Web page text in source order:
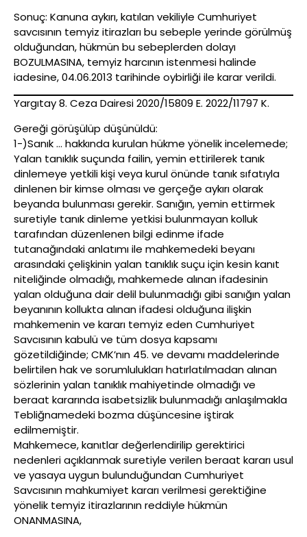
Sonuç: Kanuna aykırı, katılan vekiliyle Cumhuriyet
savcısının temyiz itirazları bu sebeple yerinde görülmüş
olduğundan, hükmün bu sebeplerden dolayı
BOZULMASINA, temyiz harcının istenmesi halinde
iadesine, 04.06.2013 tarihinde oybirliği ile karar verildi.
Yargıtay 8. Ceza Dairesi 2020/15809 E. 2022/11797 K.
Gereği görüşülüp düşünüldü:
1-)Sanık … hakkında kurulan hükme yönelik incelemede;
Yalan tanıklık suçunda failin, yemin ettirilerek tanık
dinlemeye yetkili kişi veya kurul önünde tanık sıfatıyla
dinlenen bir kimse olması ve gerçeğe aykırı olarak
beyanda bulunması gerekir. Sanığın, yemin ettirmek
suretiyle tanık dinleme yetkisi bulunmayan kolluk
tarafından düzenlenen bilgi edinme ifade
tutanağındaki anlatımı ile mahkemedeki beyanı
arasındaki çelişkinin yalan tanıklık suçu için kesin kanıt
niteliğinde olmadığı, mahkemede alınan ifadesinin
yalan olduğuna dair delil bulunmadığı gibi sanığın yalan
beyanının kollukta alınan ifadesi olduğuna ilişkin
mahkemenin ve kararı temyiz eden Cumhuriyet
Savcısının kabulü ve tüm dosya kapsamı
gözetildiğinde; CMK’nın 45. ve devamı maddelerinde
belirtilen hak ve sorumlulukları hatırlatılmadan alınan
sözlerinin yalan tanıklık mahiyetinde olmadığı ve
beraat kararında isabetsizlik bulunmadığı anlaşılmakla
Tebliğnamedeki bozma düşüncesine iştirak
edilmemiştir.
Mahkemece, kanıtlar değerlendirilip gerektirici
nedenleri açıklanmak suretiyle verilen beraat kararı usul
ve yasaya uygun bulunduğundan Cumhuriyet
Savcısının mahkumiyet kararı verilmesi gerektiğine
yönelik temyiz itirazlarının reddiyle hükmün
ONANMASINA,